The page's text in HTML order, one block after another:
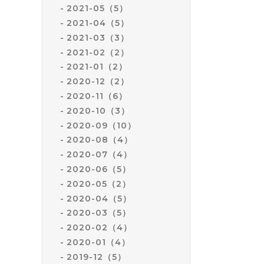
2021-05（5）
2021-04（5）
2021-03（3）
2021-02（2）
2021-01（2）
2020-12（2）
2020-11（6）
2020-10（3）
2020-09（10）
2020-08（4）
2020-07（4）
2020-06（5）
2020-05（2）
2020-04（5）
2020-03（5）
2020-02（4）
2020-01（4）
2019-12（5）